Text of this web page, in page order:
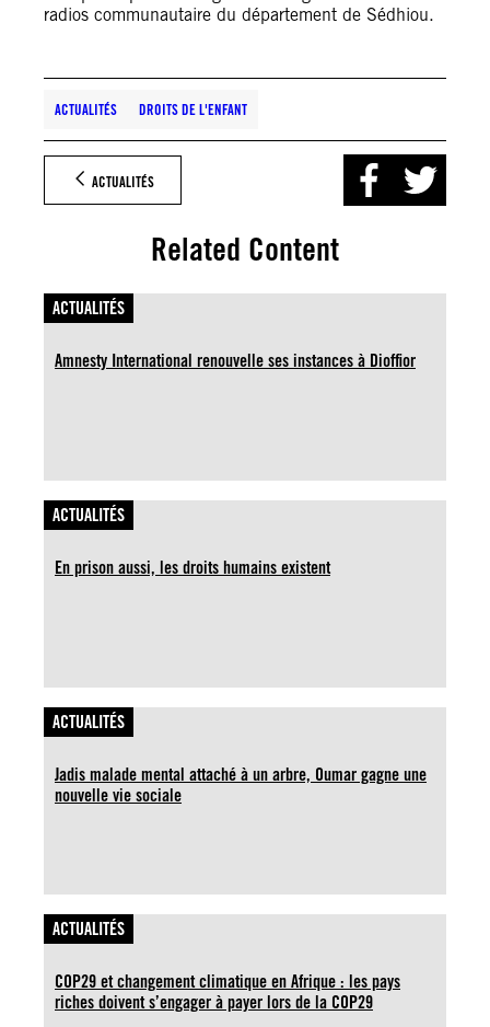
radios communautaire du département de Sédhiou.
ACTUALITÉS DROITS DE L'ENFANT
ACTUALITÉS
Related Content
ACTUALITÉS
Amnesty International renouvelle ses instances à Dioffior
ACTUALITÉS
En prison aussi, les droits humains existent
ACTUALITÉS
Jadis malade mental attaché à un arbre, Oumar gagne une
nouvelle vie sociale
ACTUALITÉS
COP29 et changement climatique en Afrique : les pays
riches doivent s’engager à payer lors de la COP29